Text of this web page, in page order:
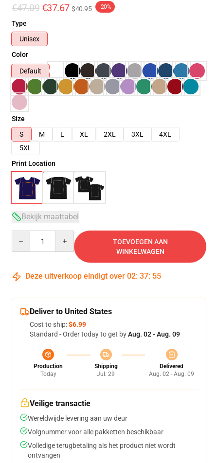
€47.09 €37.67 $40.95 -20%
Type
Unisex
Color
Default
Size
S
M L XL 2XL 3XL
4XL
5XL
Print Location
Bekijk maattabel
TOEVOEGEN AAN
WINKELWAGEN
Deze uitverkoop eindigt over 02: 37: 54
Deliver to United States
Cost to ship:$6.99
Standard - Order today to get byAug. 02 - Aug. 09
Production
Today
Shipping
Jul. 29
Delivered
Aug. 02 - Aug. 09
Veilige transactie
Wereldwijde levering aan uw deur
Volgnummer voor alle pakketten beschikbaar
Volledige terugbetaling als het product niet wordt
ontvangen